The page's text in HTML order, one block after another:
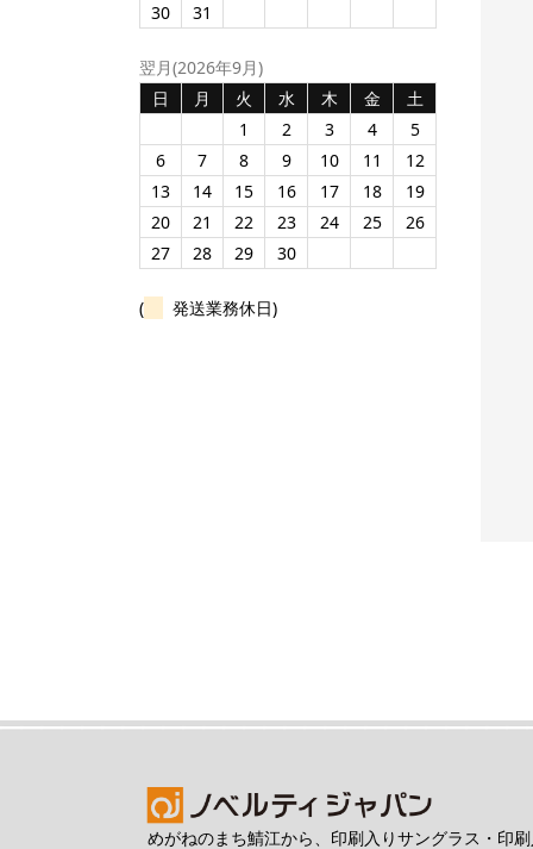
30
31
翌月(2026年9月)
日
月 火 水 木 金
土
1
2 3 4
5
6
7 8 9 10 11
12
13
14 15 16 17 18
19
20
21 22 23 24 25
26
27
28 29 30
( 発送業務休日)
めがねのまち鯖江から、印刷入りサングラス・印